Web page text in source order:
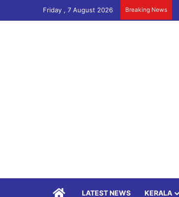
Friday , 7 August 2026 Breaking News
HomeLATEST NEWS KERALA